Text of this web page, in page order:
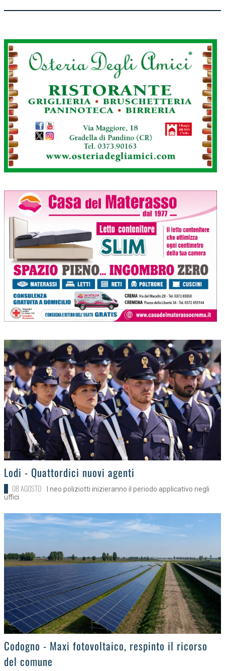
>Lodi - Quattordici nuovi agenti
08 AGOSTO
I neo poliziotti inizieranno il periodo applicativo negli
uffici
>
Codogno - Maxi fotovoltaico, respinto il ricorso
del comune